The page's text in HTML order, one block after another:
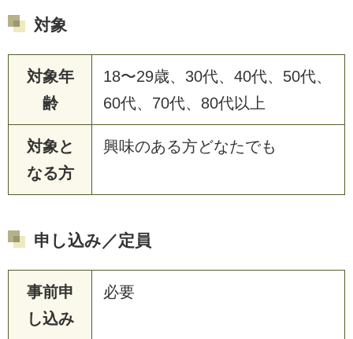
対象
対象年
齢
18〜29歳、30代、40代、50代、
60代、70代、80代以上
対象と
なる方
興味のある方どなたでも
申し込み／定員
事前申
し込み
必要